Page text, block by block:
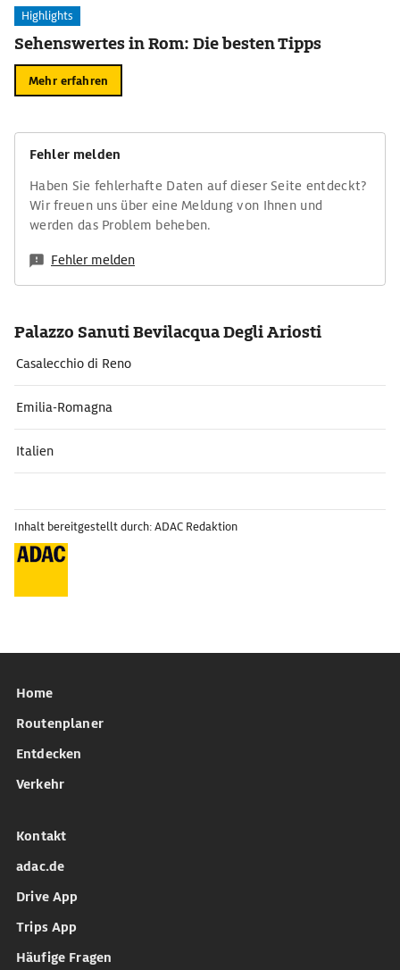
Highlights
Sehenswertes in Rom: Die besten Tipps
Mehr erfahren
Fehler melden
Haben Sie fehlerhafte Daten auf dieser Seite entdeckt?
Wir freuen uns über eine Meldung von Ihnen und
werden das Problem beheben.
Fehler melden
Palazzo Sanuti Bevilacqua Degli Ariosti
Casalecchio di Reno
Emilia-Romagna
Italien
Inhalt bereitgestellt durch: ADAC Redaktion
Home
Routenplaner
Entdecken
Verkehr
Kontakt
adac.de
Drive App
Trips App
Häufige Fragen